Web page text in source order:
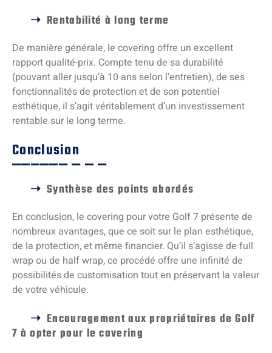
Rentabilité à long terme
De manière générale, le covering offre un excellent
rapport qualité-prix. Compte tenu de sa durabilité
(pouvant aller jusqu’à 10 ans selon l’entretien), de ses
fonctionnalités de protection et de son potentiel
esthétique, il s’agit véritablement d’un investissement
rentable sur le long terme.
Conclusion
Synthèse des points abordés
En conclusion, le covering pour votre Golf 7 présente de
nombreux avantages, que ce soit sur le plan esthétique,
de la protection, et même financier. Qu’il s’agisse de full
wrap ou de half wrap, ce procédé offre une infinité de
possibilités de customisation tout en préservant la valeur
de votre véhicule.
Encouragement aux propriétaires de Golf
7 à opter pour le covering